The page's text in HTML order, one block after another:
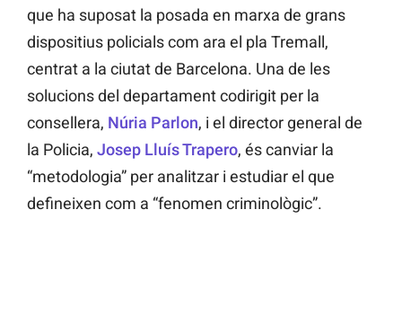
que ha suposat la posada en marxa de grans
dispositius policials com ara el pla Tremall,
centrat a la ciutat de Barcelona. Una de les
solucions del departament codirigit per la
consellera, Núria Parlon, i el director general de
la Policia, Josep Lluís Trapero, és canviar la
“metodologia” per analitzar i estudiar el que
defineixen com a “fenomen criminològic”.